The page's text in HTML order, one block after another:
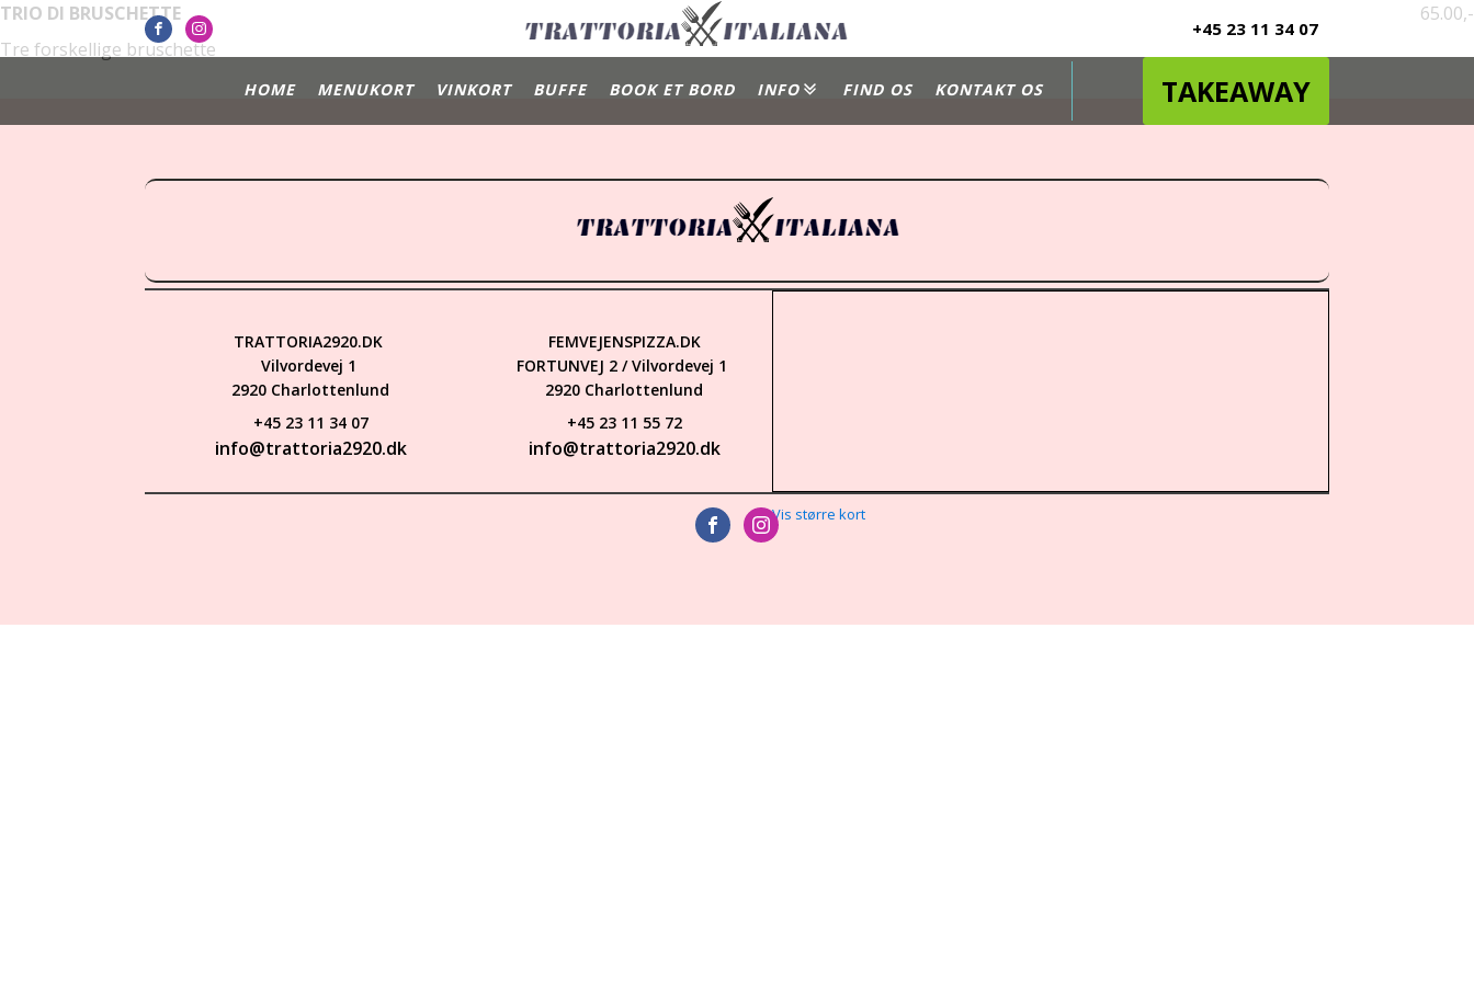
+45 23 11 34 07
HOME MENUKORT VINKORT BUFFE BOOK ET BORD INFO FIND OS KONTAKT OS TAKEAWAY
TRIO DI BRUSCHETTE
65.00,-
Tre forskellige bruschette
TRATTORIA2920.DK
Vilvordevej 1
2920 Charlottenlund
+45 23 11 34 07
info@trattoria2920.dk
FEMVEJENSPIZZA.DK
FORTUNVEJ 2 / Vilvordevej 1
2920 Charlottenlund
+45 23 11 55 72
info@trattoria2920.dk
Vis større kort